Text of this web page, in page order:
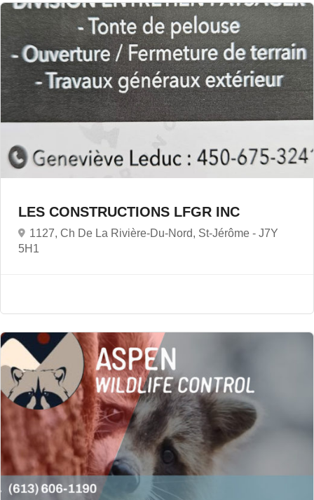
LES CONSTRUCTIONS LFGR INC
1127, Ch De La Rivière-Du-Nord, St-Jérôme - J7Y
5H1